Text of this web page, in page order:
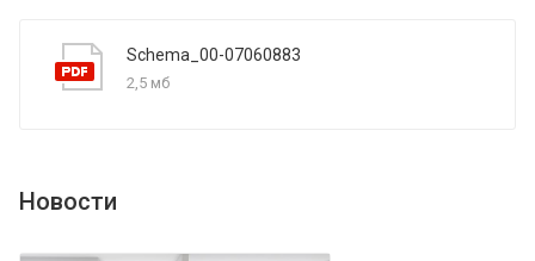
Schema_00-07060883
2,5 мб
Новости